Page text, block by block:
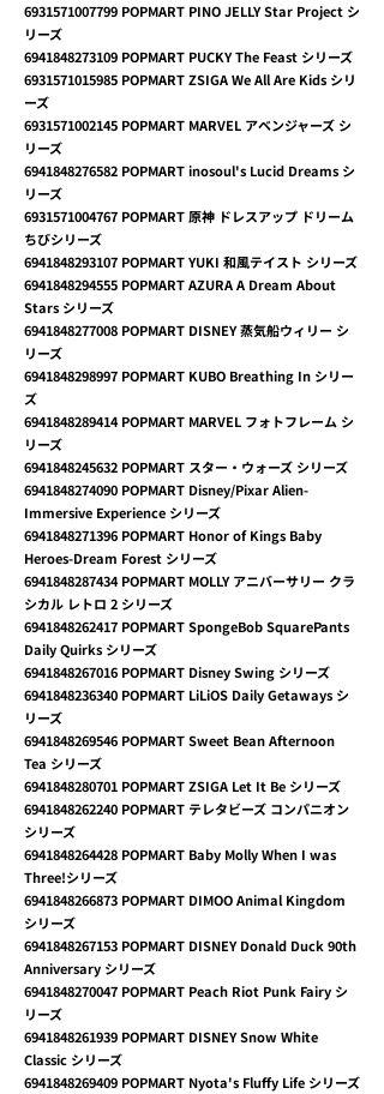
6931571007799 POPMART PINO JELLY Star Project シ
リーズ
6941848273109 POPMART PUCKY The Feast シリーズ
6931571015985 POPMART ZSIGA We All Are Kids シリ
ーズ
6931571002145 POPMART MARVEL アベンジャーズ シ
リーズ
6941848276582 POPMART inosoul's Lucid Dreams シ
リーズ
6931571004767 POPMART 原神 ドレスアップ ドリーム
ちびシリーズ
6941848293107 POPMART YUKI 和風テイスト シリーズ
6941848294555 POPMART AZURA A Dream About
Stars シリーズ
6941848277008 POPMART DISNEY 蒸気船ウィリー シ
リーズ
6941848298997 POPMART KUBO Breathing In シリー
ズ
6941848289414POPMART MARVEL フォトフレーム シ
リーズ
6941848245632 POPMART スター・ウォーズ シリーズ
6941848274090 POPMART Disney/Pixar Alien-
Immersive Experience シリーズ
6941848271396 POPMART Honor of Kings Baby
Heroes-Dream Forest シリーズ
6941848287434POPMART MOLLY アニバーサリー クラ
シカル レトロ 2 シリーズ
6941848262417 POPMART SpongeBob SquarePants
Daily Quirks シリーズ
6941848267016 POPMART Disney Swing シリーズ
6941848236340 POPMART LiLiOS Daily Getaways シ
リーズ
6941848269546 POPMART Sweet Bean Afternoon
Tea シリーズ
6941848280701 POPMART ZSIGA Let It Be シリーズ
6941848262240 POPMART テレタビーズ コンパニオン
シリーズ
6941848264428 POPMART Baby Molly When I was
Three!シリーズ
6941848266873 POPMART DIMOO Animal Kingdom
シリーズ
6941848267153 POPMART DISNEY Donald Duck 90th
Anniversary シリーズ
6941848270047 POPMART Peach Riot Punk Fairy シ
リーズ
6941848261939 POPMART DISNEY Snow White
Classic シリーズ
6941848269409 POPMART Nyota's Fluffy Life シリーズ